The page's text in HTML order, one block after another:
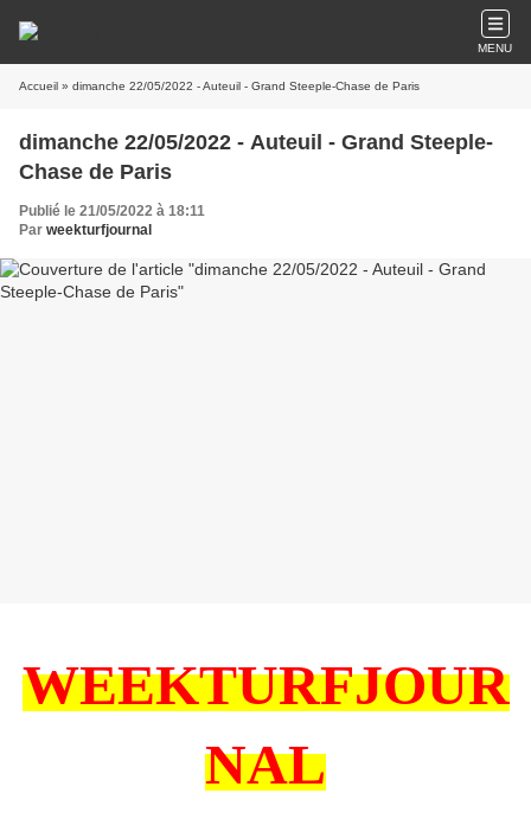
MENU
Accueil » dimanche 22/05/2022 - Auteuil - Grand Steeple-Chase de Paris
dimanche 22/05/2022 - Auteuil - Grand Steeple-
Chase de Paris
Publié le 21/05/2022 à 18:11
Par weekturfjournal
WEEKTURFJOUR
NAL